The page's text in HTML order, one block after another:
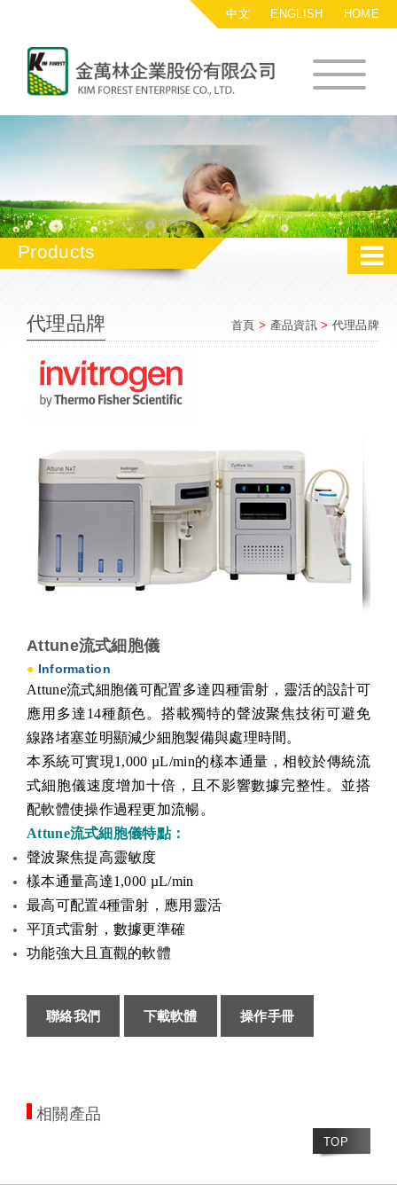
中文 ENGLISH HOME
金萬林
Products
代理品牌 首頁 > 產品資訊> 代理品牌
Attune流式細胞儀
● Information
Attune流式細胞儀可配置多達四種雷射，靈活的設計可
應用多達14種顏色。搭載獨特的聲波聚焦技術可避免
線路堵塞並明顯減少細胞製備與處理時間。
本系統可實現1,000 µL/min的樣本通量，相較於傳統流
式細胞儀速度增加十倍，且不影響數據完整性。並搭
配軟體使操作過程更加流暢。
Attune流式細胞儀特點：
聲波聚焦提高靈敏度
樣本通量高達1,000 µL/min
最高可配置4種雷射，應用靈活
平頂式雷射，數據更準確
功能強大且直觀的軟體
聯絡我們 下載軟體 操作手冊
相關產品
TOP